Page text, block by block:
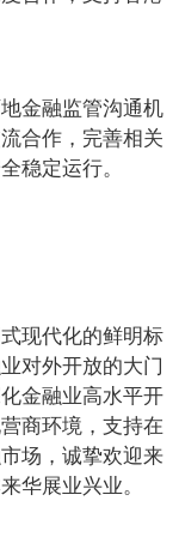
金融监管沟通机
合作，完善相关
稳定运行。
现代化的鲜明标
对外开放的大门
金融业高水平开
商环境，支持在
场，诚挚欢迎来
华展业兴业。